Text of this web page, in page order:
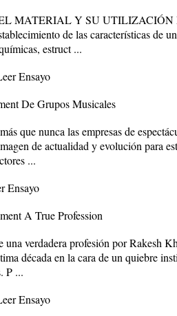
MATERIAL Y SU UTILIZACIÓN
de las características de
estruct ...
Ensayo
De Grupos Musicales
que nunca las empresas de
de actualidad y evolución para
...
Ensayo
A True Profession
una verdadera profesión por Rakesh
década en la cara de un quiebre
P ...
Ensayo